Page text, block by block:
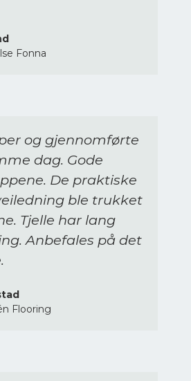
Fonna​
og gjennomførte
dag. Gode
De praktiske
ble trukket
Tjelle har lang
Anbefales på det
Flooring